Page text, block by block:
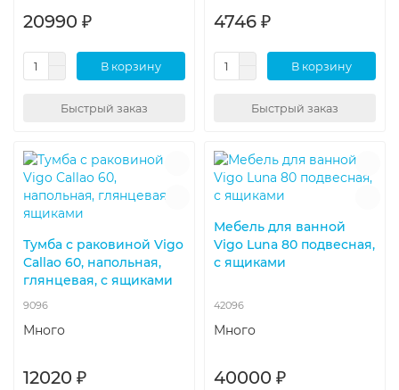
20990 ₽
В корзину
Быстрый заказ
4746 ₽
В корзину
Быстрый заказ
Тумба с раковиной Vigo
Callao 60, напольная,
глянцевая, с ящиками
9096
Много
12020 ₽
Мебель для ванной
Vigo Luna 80 подвесная,
с ящиками
42096
Много
40000 ₽